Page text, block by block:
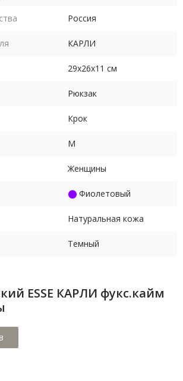
Россия
КАРЛИ
29х26х11 см
Рюкзак
Крок
M
Женщины
Фиолетовый
Натуральная кожа
Темный
ESSE КАРЛИ фукс.кайм